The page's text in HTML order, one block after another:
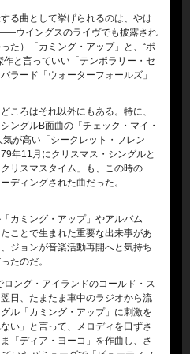
る曲として挙げられるのは、やは
ウイングスのライヴでも披露され
た）「カミング・アップ」と、“ポ
作と言っていい「テンポラリー・セ
ラード「ウォーターフォールズ」
ころはそれ以外にもある。特に、
ングルB面曲の「チェック・マイ・
が高い「シークレット・フレン
年11月にクリスマス・シングルと
リスマスタイム」も、この時の
ディングされた曲だった。
カミング・アップ」やアルバム
ことで生まれた重要な出来事があ
ジョンが音楽活動再開へと気持ち
たのだ。
ング・アイランドのコールド・ス
日、たまたま車中のラジオから流
ル「カミング・アップ」に刺激を
い」と言って、メロディを口ずさ
「ディア・ヨーコ」を作曲し、さ